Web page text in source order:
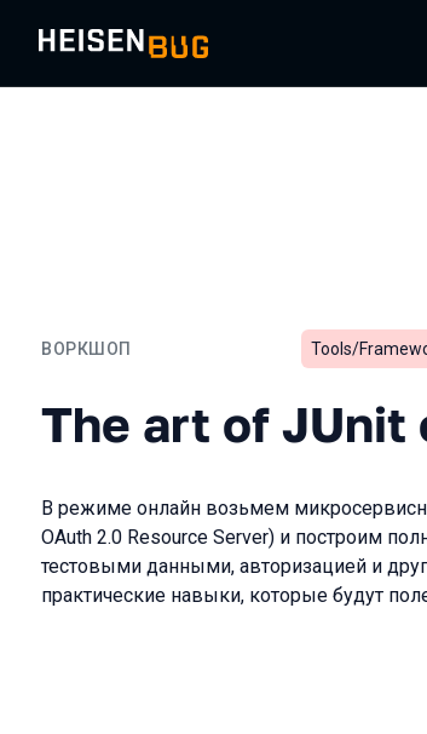
ВОРКШОП
The art of JUnit
Tools/
The art of JUnit
В режиме онлайн возьмем
OAuth 2.0 Resource Server) и построим
тестовыми данными, авторизацией и
практические навыки, которые будут